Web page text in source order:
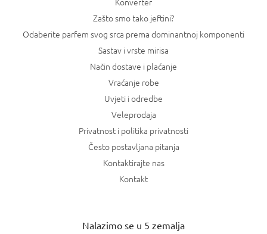
Zašto smo tako jeftini?
Odaberite parfem svog srca prema dominantnoj komponenti
Sastav i vrste mirisa
Način dostave i plaćanje
Vraćanje robe
Uvjeti i odredbe
Veleprodaja
Privatnost i politika privatnosti
Često postavljana pitanja
Kontaktirajte nas
Kontakt
Nalazimo se u 5 zemalja